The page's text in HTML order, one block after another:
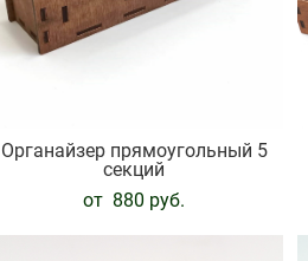
Органайзер прямоугольный 5
секций
от 880 pуб.